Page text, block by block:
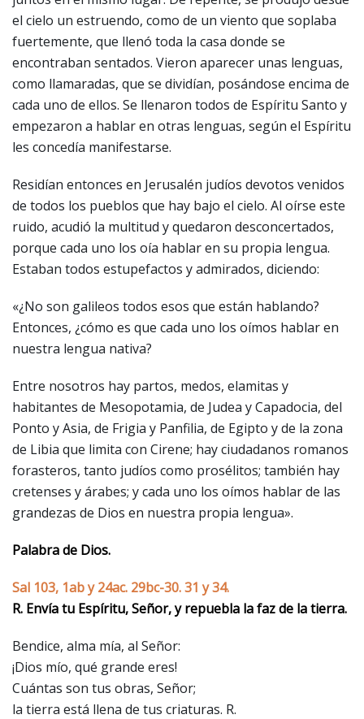
el cielo un estruendo, como de un viento que soplaba
fuertemente, que llenó toda la casa donde se
encontraban sentados. Vieron aparecer unas lenguas,
como llamaradas, que se dividían, posándose encima de
cada uno de ellos. Se llenaron todos de Espíritu Santo y
empezaron a hablar en otras lenguas, según el Espíritu
les concedía manifestarse.
Residían entonces en Jerusalén judíos devotos venidos
de todos los pueblos que hay bajo el cielo. Al oírse este
ruido, acudió la multitud y quedaron desconcertados,
porque cada uno los oía hablar en su propia lengua.
Estaban todos estupefactos y admirados, diciendo:
«¿No son galileos todos esos que están hablando?
Entonces, ¿cómo es que cada uno los oímos hablar en
nuestra lengua nativa?
Entre nosotros hay partos, medos, elamitas y
habitantes de Mesopotamia, de Judea y Capadocia, del
Ponto y Asia, de Frigia y Panfilia, de Egipto y de la zona
de Libia que limita con Cirene; hay ciudadanos romanos
forasteros, tanto judíos como prosélitos; también hay
cretenses y árabes; y cada uno los oímos hablar de las
grandezas de Dios en nuestra propia lengua».
Palabra de Dios.
Sal 103, 1ab y 24ac. 29bc-30. 31 y 34.
R. Envía tu Espíritu, Señor, y repuebla la faz de la tierra.
Bendice, alma mía, al Señor:
¡Dios mío, qué grande eres!
Cuántas son tus obras, Señor;
la tierra está llena de tus criaturas. R.